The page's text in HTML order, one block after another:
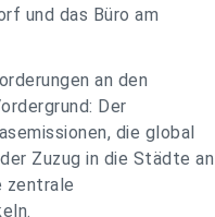
und das Büro am
an den
Der
die global
Zuzug in die Städte an
zentrale